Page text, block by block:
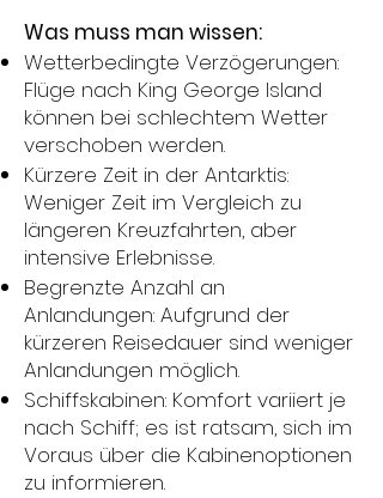
Was muss man wissen:
Wetterbedingte Verzögerungen:
Flüge nach King George Island
können bei schlechtem Wetter
verschoben werden.
Kürzere Zeit in der Antarktis:
Weniger Zeit im Vergleich zu
längeren Kreuzfahrten, aber
intensive Erlebnisse.
Begrenzte Anzahl an
Anlandungen: Aufgrund der
kürzeren Reisedauer sind weniger
Anlandungen möglich.
Schiffskabinen: Komfort variiert je
nach Schiff; es ist ratsam, sich im
Voraus über die Kabinenoptionen
zu informieren.